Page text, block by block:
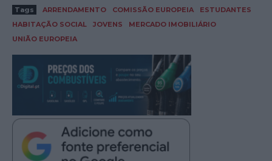
Tags ARRENDAMENTO COMISSÃO EUROPEIA
ESTUDANTES
HABITAÇÃO SOCIAL
JOVENS
MERCADO IMOBILIÁRIO
UNIÃO EUROPEIA